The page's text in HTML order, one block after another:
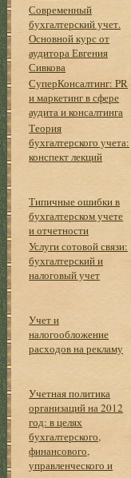
Современный
бухгалтерский учет.
Основной курс от
аудитора Евгения
Сивкова
СуперКонсалтинг: PR
и маркетинг в сфере
аудита и консалтинга
Теория
бухгалтерского учета:
конспект лекций
Типичные ошибки в
бухгалтерском учете
и отчетности
Услуги сотовой связи:
бухгалтерский и
налоговый учет
Учет и
налогообложение
расходов на рекламу
Учетная политика
организаций на 2012
год: в целях
бухгалтерского,
финансового,
управленческого и